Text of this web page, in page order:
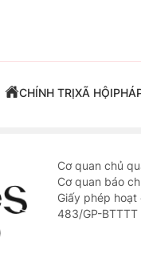
CHÍNH TRỊXÃ HỘI
Cơ quan chủ
Cơ quan báo
Giấy phép
483/GP-